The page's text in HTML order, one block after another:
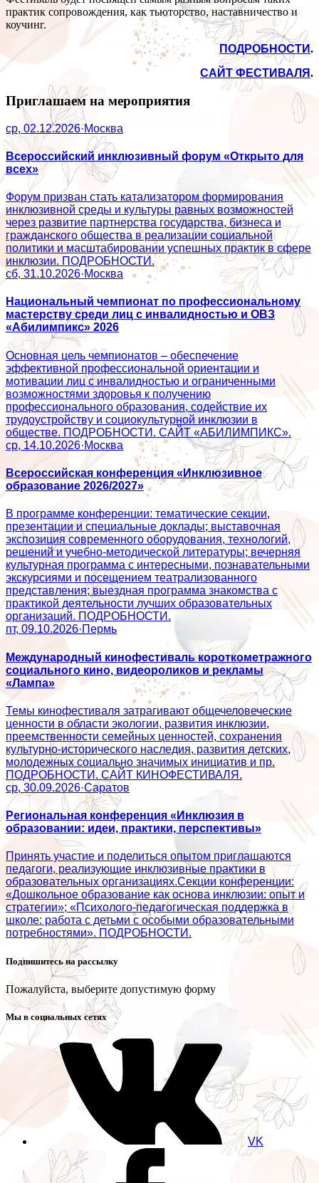
практик сопровождения, как тьюторство, наставничество и
коучинг.
ПОДРОБНОСТИ.
САЙТ ФЕСТИВАЛЯ.
Приглашаем на мероприятия
ср, 02.12.2026·Москва
Всероссийский инклюзивный форум «Открыто для
всех»
Форум призван стать катализатором формирования
инклюзивной среды и культуры равных возможностей
через развитие партнерства государства, бизнеса и
гражданского общества в реализации социальной
политики и масштабировании успешных практик в сфере
инклюзии. ПОДРОБНОСТИ.
сб, 31.10.2026·Москва
Национальный чемпионат по профессиональному
мастерству среди лиц с инвалидностью и ОВЗ
«Абилимпикс» 2026
Основная цель чемпионатов – обеспечение
эффективной профессиональной ориентации и
мотивации лиц с инвалидностью и ограниченными
возможностями здоровья к получению
профессионального образования, содействие их
трудоустройству и социокультурной инклюзии в
обществе. ПОДРОБНОСТИ. САЙТ «АБИЛИМПИКС».
ср, 14.10.2026·Москва
Всероссийская конференция «Инклюзивное
образование 2026/2027»
В программе конференции: тематические секции,
презентации и специальные доклады; выставочная
экспозиция современного оборудования, технологий,
решений и учебно-методической литературы; вечерняя
культурная программа с интересными, познавательными
экскурсиями и посещением театрализованного
представления; выездная программа знакомства с
практикой деятельности лучших образовательных
организаций. ПОДРОБНОСТИ.
пт, 09.10.2026·Пермь
Международный кинофестиваль короткометражного
социального кино, видеороликов и рекламы
«Лампа»
Темы кинофестиваля затрагивают общечеловеческие
ценности в области экологии, развития инклюзии,
преемственности семейных ценностей, сохранения
культурно-исторического наследия, развития детских,
молодежных социально значимых инициатив и пр.
ПОДРОБНОСТИ. САЙТ КИНОФЕСТИВАЛЯ.
ср, 30.09.2026·Саратов
Региональная конференция «Инклюзия в
образовании: идеи, практики, перспективы»
Принять участие и поделиться опытом приглашаются
педагоги, реализующие инклюзивные практики в
образовательных организациях.Секции конференции:
«Дошкольное образование как основа инклюзии: опыт и
стратегии»; «Психолого‑педагогическая поддержка в
школе: работа с детьми с особыми образовательными
потребностями». ПОДРОБНОСТИ.
Подпишитесь на рассылку
Пожалуйста, выберите допустимую форму
Мы в социальных сетях
VK